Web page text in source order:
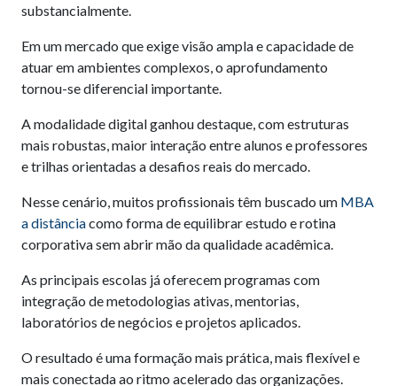
substancialmente.
Em um mercado que exige visão ampla e capacidade de
atuar em ambientes complexos, o aprofundamento
tornou-se diferencial importante.
A modalidade digital ganhou destaque, com estruturas
mais robustas, maior interação entre alunos e professores
e trilhas orientadas a desafios reais do mercado.
Nesse cenário, muitos profissionais têm buscado um MBA
a distânciacomo forma de equilibrar estudo e rotina
corporativa sem abrir mão da qualidade acadêmica.
As principais escolas já oferecem programas com
integração de metodologias ativas, mentorias,
laboratórios de negócios e projetos aplicados.
O resultado é uma formação mais prática, mais flexível e
mais conectada ao ritmo acelerado das organizações.